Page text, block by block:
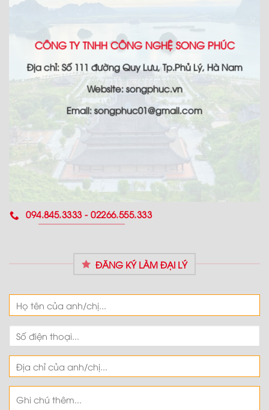
CÔNG TY TNHH CÔNG NGHỆ SONG PHÚC
Địa chỉ: Số 111 đường Quy Lưu, Tp.Phủ Lý, Hà Nam
Website: songphuc.vn
Email: songphuc01@gmail.com
094.845.3333 - 02266.555.333
ĐĂNG KÝ LÀM ĐẠI LÝ